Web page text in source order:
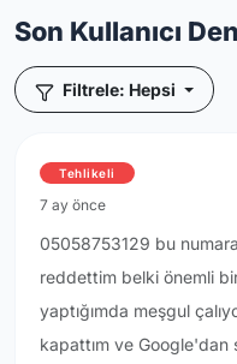
Son Kullanıcı
Filtrele: Hepsi
Tehlikeli
7 ay önce
05058753129 bu
reddettim belki önemli
yaptığımda meşgul
kapattım ve Google'dan